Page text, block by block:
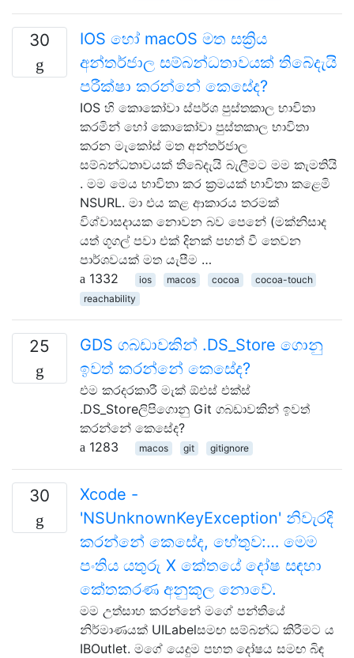
30
IOS හෝ macOS මත සක්‍රිය
අන්තර්ජාල සම්බන්ධතාවයක් තිබේදැයි
පරීක්ෂා කරන්නේ කෙසේද?
IOS හි කොකෝවා ස්පර්ශ පුස්තකාල භාවිතා
කරමින් හෝ කොකෝවා පුස්තකාල භාවිතා
කරන මැකෝස් මත අන්තර්ජාල
සම්බන්ධතාවයක් තිබේදැයි බැලීමට මම කැමතියි
. මම මෙය භාවිතා කර ක්‍රමයක් භාවිතා කළෙමි
NSURL. මා එය කළ ආකාරය තරමක්
විශ්වාසදායක නොවන බව පෙනේ (මක්නිසාද
යත් ගූගල් පවා එක් දිනක් පහත් වී තෙවන
පාර්ශවයක් මත යැපීම …
1332
ios macos cocoa
cocoa-touch
reachability
25
GDS ගබඩාවකින් .DS_Store ගොනු
ඉවත් කරන්නේ කෙසේද?
එම කරදරකාරී මැක් ඕඑස් එක්ස්
.DS_Storeලිපිගොනු Git ගබඩාවකින් ඉවත්
කරන්නේ කෙසේද?
1283
macos git gitignore
30
Xcode -
'NSUnknownKeyException' නිවැරදි
කරන්නේ කෙසේද, හේතුව:… මෙම
පංතිය යතුරු X කේතයේ දෝෂ සඳහා
කේතකරණ අනුකූල නොවේ.
මම උත්සාහ කරන්නේ මගේ පන්තියේ
නිර්මාණයක් UILabelසමඟ සම්බන්ධ කිරීමට ය
IBOutlet. මගේ යෙදුම පහත දෝෂය සමඟ බිඳ